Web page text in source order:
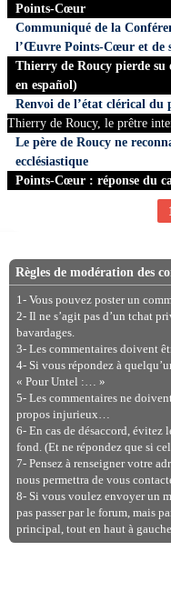
Points-Cœur
Communiqué de la
l’Œuvre Points-Cœur et de
Thierry de Roucy pierde su
en español)
Renvoi de l’état clérical du
Thierry de Roucy, le prêtre
Le père de Roucy ne
ecclésiastique
Points-Cœur : réponse du
Règles de modération des
1- Vous pouvez poster un
2- Il ne s’agit pas d’un tchat
bavardages.
3- Les commentaires doivent
4- Si vous répondez à
« Pour Untel :… »
5- Les commentaires ne
propos injurieux…
6- En cas de désaccord, évitez
fond. (Et ne répondez que si
7- Pensez à renseigner votre
nous permettra de vous
8- Si vous voulez envoyer un
pas passer par le forum, mais
principal, tout en haut à